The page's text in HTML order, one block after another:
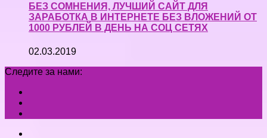
БЕЗ СОМНЕНИЯ, ЛУЧШИЙ САЙТ ДЛЯ
ЗАРАБОТКА В ИНТЕРНЕТЕ БЕЗ ВЛОЖЕНИЙ ОТ
1000 РУБЛЕЙ В ДЕНЬ НА СОЦ СЕТЯХ
02.03.2019
Следите за нами: